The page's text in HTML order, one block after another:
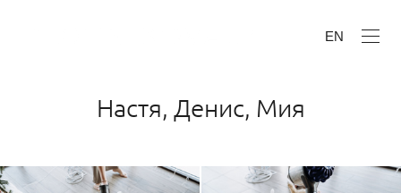
EN
Настя, Денис, Мия